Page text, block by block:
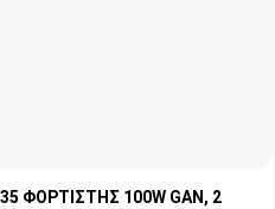
ΦΟΡΤΙΣΤΗΣ 100W GAN, 2